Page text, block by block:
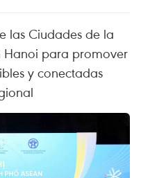
las Ciudades de la
Hanoi para promover
y conectadas